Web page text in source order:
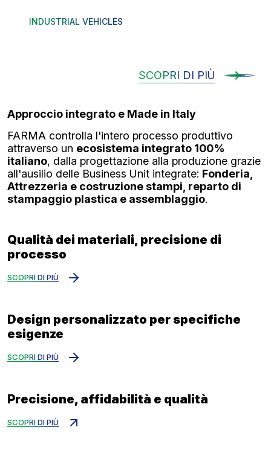
SCOPRI DI PIÙ
INDUSTRIAL VEHICLES
La sicurezza del rifornimento
Approccio integrato e Made in Italy
FARMA controlla l'intero processo produttivo
attraverso un ecosistema integrato 100%
italiano, dalla progettazione alla produzione grazie
all'ausilio delle Business Unit integrate: Fonderia,
Attrezzeria e costruzione stampi, reparto di
stampaggio plastica e assemblaggio.
SCOPRI DI PIÙ
PLASTICA
Qualità dei materiali, precisione di
processo
SCOPRI DI PIÙ
ATTREZZERIA
Design personalizzato per specifiche
esigenze
SCOPRI DI PIÙ
FONDERIA
Precisione, affidabilità e qualità